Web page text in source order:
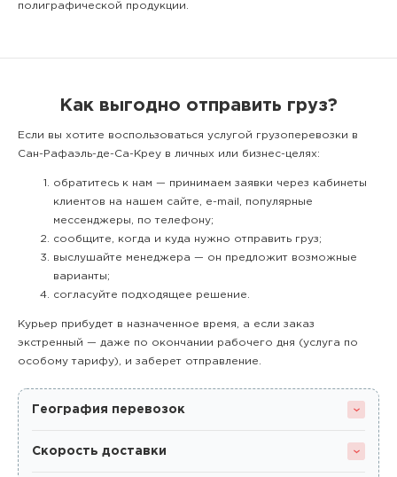
полиграфической продукции.
Как выгодно отправить груз?
Если вы хотите воспользоваться услугой грузоперевозки в
Сан-Рафаэль-де-Са-Креу в личных или бизнес-целях:
обратитесь к нам — принимаем заявки через кабинеты
клиентов на нашем сайте, e-mail, популярные
мессенджеры, по телефону;
сообщите, когда и куда нужно отправить груз;
выслушайте менеджера — он предложит возможные
варианты;
согласуйте подходящее решение.
Курьер прибудет в назначенное время, а если заказ
экстренный — даже по окончании рабочего дня (услуга по
особому тарифу), и заберет отправление.
География перевозок
Скорость доставки